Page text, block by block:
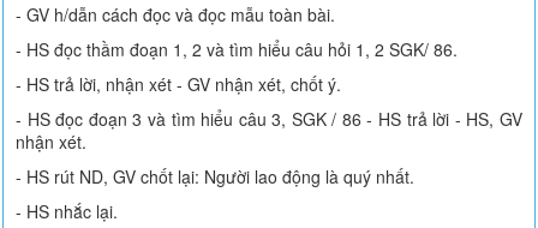
- GV h/dẫn cách đọc và đọc mẫu toàn bài.
- HS đọc thầm đoạn 1, 2 và tìm hiểu câu hỏi 1, 2 SGK/ 86.
- HS trả lời, nhận xét - GV nhận xét, chốt ý.
- HS đọc đoạn 3 và tìm hiểu câu 3, SGK / 86 - HS trả lời - HS, GV
nhận xét.
- HS rút ND, GV chốt lại: Người lao động là quý nhất.
- HS nhắc lại.